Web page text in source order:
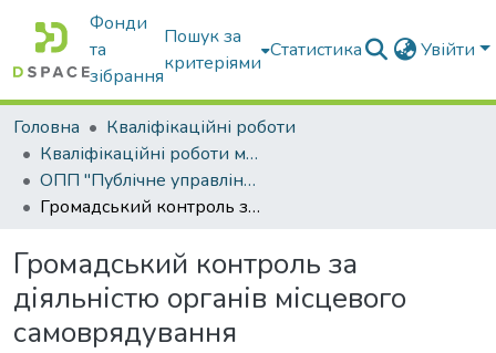
Фонди
та
зібрання
Пошук за
критеріями
Статистика Увійти
Головна
Кваліфікаційні роботи
Кваліфікаційні роботи магістрів
ОПП "Публічне управління та адміністрування"
Громадський контроль за діяльністю органів місцевого самоврядування
Громадський контроль за
діяльністю органів місцевого
самоврядування